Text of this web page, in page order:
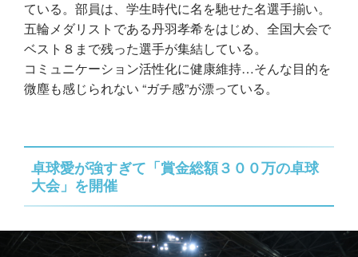
ている。部員は、学生時代に名を馳せた名選手揃い。
五輪メダリストである丹羽孝希をはじめ、全国大会で
ベスト８まで残った選手が集結している。
コミュニケーション活性化に健康維持…そんな目的を
微塵も感じられない “ガチ感”が漂っている。
卓球愛が強すぎて「賞金総額３００万の卓球
大会」を開催